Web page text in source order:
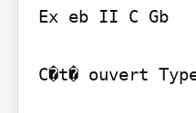
Ex eb II C Gb
C�t� ouvert